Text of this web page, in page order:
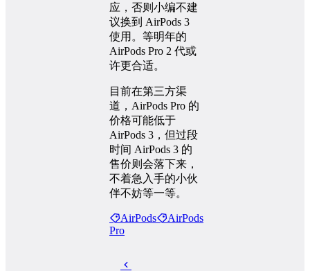
应，否则小编不建
议换到 AirPods 3
使用。等明年的
AirPods Pro 2 代或
许更合适。
目前在第三方渠
道，AirPods Pro 的
价格可能低于
AirPods 3，但过段
时间 AirPods 3 的
售价则会落下来，
不着急入手的小伙
伴不妨等一等。
AirPods
AirPods
Pro